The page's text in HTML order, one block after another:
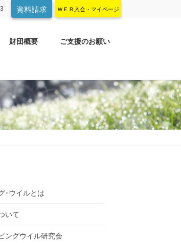
資料請求 ＷＥＢ入会・マイページ
財団概要 ご支援のお願い
･ウイルとは
いて
ングウイル研究会